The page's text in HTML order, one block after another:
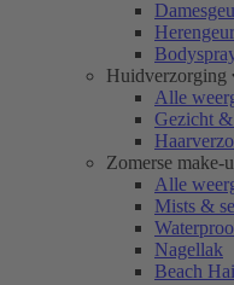
Huidverzorging
Alle
Gezicht
Zomerse make-
Alle
Mists &
Nagellak
Beach